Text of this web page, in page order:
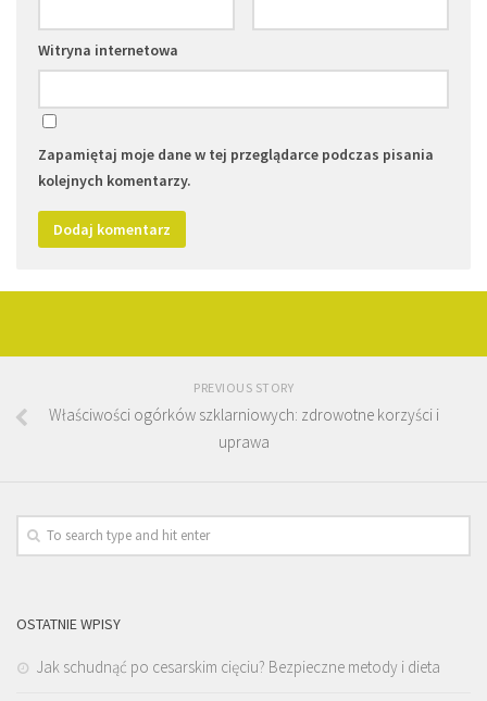
Witryna internetowa
Zapamiętaj moje dane w tej przeglądarce podczas pisania
kolejnych komentarzy.
PREVIOUS STORY
Właściwości ogórków szklarniowych: zdrowotne korzyści i
uprawa
OSTATNIE WPISY
Jak schudnąć po cesarskim cięciu? Bezpieczne metody i dieta